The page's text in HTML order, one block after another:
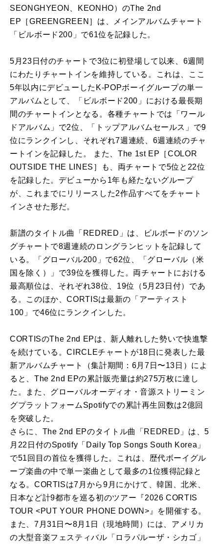
SEONGHYEON、KEONHO）のThe 2nd
EP［GREENGREEN］は、メインアルバムチャート
「ビルボード200」で61位を記録した。
5月23日付のチャートで3位に初登場して以来、6週間
にわたりチャートインを維持している。これは、ここ
5年以内にデビューしたK-POPボーイグループの単一
アルバムとして、「ビルボード200」における最長期
間のチャートインとなる。各種チャートでは「ワール
ドアルバム」で2位、「トップアルバムセールス」で9
位にランクインし、それぞれ7週連続、6週連続のチャ
ートインを記録した。 また、The 1st EP［COLOR
OUTSIDE THE LINES］も、両チャートで5位と22位
を記録した。デビューから1年も経たないグループ
が、これまでにリリースした2作品すべてをチャート
インさせた形だ。
新譜のタイトル曲「REDRED」は、ビルボードのソン
グチャートで8週連続のロングランヒットを記録して
いる。「グローバル200」で62位、「グローバル（米
国を除く）」で39位を獲得した。両チャートにおける
最高順位は、それぞれ38位、19位（5月23日付）であ
る。このほか、CORTISは最新の「アーティスト
100」で46位にランクインした。
CORTISのThe 2nd EPは、新人離れした勢いで快進撃
を続けている。CIRCLEチャートが18日に発表した最
新アルバムチャート（集計期間：6月7日〜13日）によ
ると、The 2nd EPの累計販売量は約275万枚に達し
た。また、グローバルオーディオ・音源ストリーミン
グプラットフォームSpotifyでの累計再生回数は2億回
を突破した。
さらに、The 2nd EPのタイトル曲「REDRED」は、5
月22日付のSpotify「Daily Top Songs South Korea」
で51回目の首位を獲得した。これは、歴代ボーイグル
ープ楽曲の中で単一楽曲として最多の1位獲得記録と
なる。CORTISは7月から9月にかけて、韓国、北米、
日本など計9都市を巡る初のツアー『2026 CORTIS
TOUR <PUT YOUR PHONE DOWN>』を開催する。
また、7月31日〜8月1日（現地時間）には、アメリカ
の大型音楽フェスティバル「ロラパルーザ・シカゴ」